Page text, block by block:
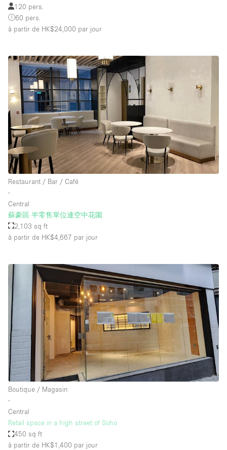
120 pers.
60 pers.
à partir de HK$24,000 par jour
Restaurant / Bar / Café
∙
Central
蘇豪區 半零售單位連空中花園
2,103 sq ft
à partir de HK$4,667 par jour
Boutique / Magasin
∙
Central
Retail space in a high street of Soho
450 sq ft
à partir de HK$1,400 par jour